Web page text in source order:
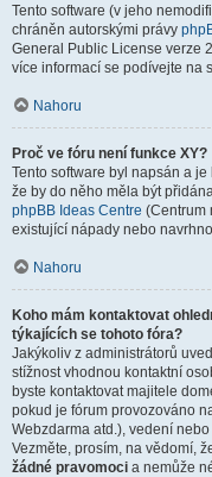
Tento software (v jeho
chráněn autorskými právy
General Public License verze
více informací se podívejte na
Nahoru
Proč ve fóru není funkce XY?
Tento software byl napsán a
že by do něho měla být
phpBB Ideas Centre (Centrum
existující nápady nebo
Nahoru
Koho mám kontaktovat
týkajících se tohoto fóra?
Jakýkoliv z administrátorů
stížnost vhodnou kontaktní
byste kontaktovat majitele
pokud je fórum provozováno
Webzdarma atd.), vedení
Vezměte, prosím, na vědomí,
žádné pravomoci a nemůže